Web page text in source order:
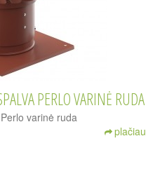
PERLO VARINĖ RUDA
varinė ruda
plačiau